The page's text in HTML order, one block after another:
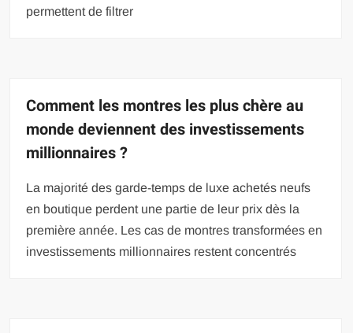
permettent de filtrer
Comment les montres les plus chère au
monde deviennent des investissements
millionnaires ?
La majorité des garde-temps de luxe achetés neufs
en boutique perdent une partie de leur prix dès la
première année. Les cas de montres transformées en
investissements millionnaires restent concentrés